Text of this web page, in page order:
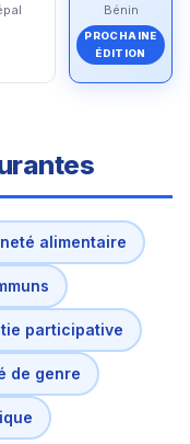
Bénin
PROCHAINE
ÉDITION
alimentaire
participative
de genre